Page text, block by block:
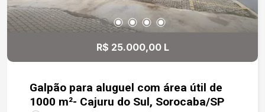
R$ 25.000,00 L
Galpão para aluguel com área útil de
1000 m²- Cajuru do Sul, Sorocaba/SP